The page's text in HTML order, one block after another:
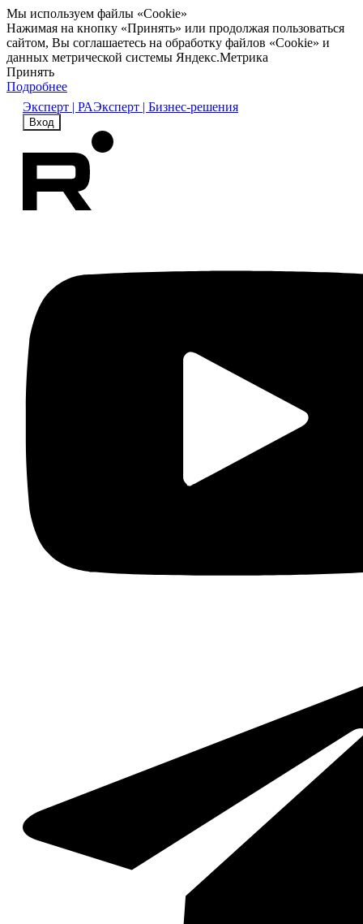
Мы используем файлы «Cookie»
Нажимая на кнопку «Принять» или продолжая пользоваться
сайтом, Вы соглашаетесь на обработку файлов «Cookie» и
данных метрической системы Яндекс.Метрика
Принять
Подробнее
Эксперт | РАЭксперт | Бизнес-решения
Вход